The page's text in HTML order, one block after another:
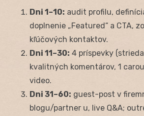
Dni 1–10: audit profilu,
doplnenie „Featured“ a CTA,
kľúčových kontaktov.
Dni 11–30: 4 príspevky
kvalitných komentárov, 1
video.
Dni 31–60: guest-post v
blogu/partner u, live Q&A;